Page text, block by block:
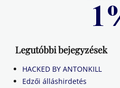
Legutóbbi bejegyzések
HACKED BY ANTONKILL
Edzői álláshirdetés